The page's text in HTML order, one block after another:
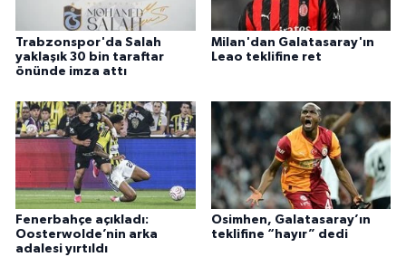
Trabzonspor'da Salah
yaklaşık 30 bin taraftar
önünde imza attı
Milan'dan Galatasaray'ın
Leao teklifine ret
Fenerbahçe açıkladı:
Oosterwolde’nin arka
adalesi yırtıldı
Osimhen, Galatasaray’ın
teklifine “hayır” dedi